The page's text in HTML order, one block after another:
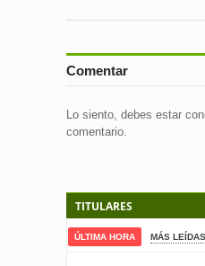
Comentar
Lo siento, debes estar
comentario.
TITULARES
ÚLTIMA HORA MÁS LEÍDAS